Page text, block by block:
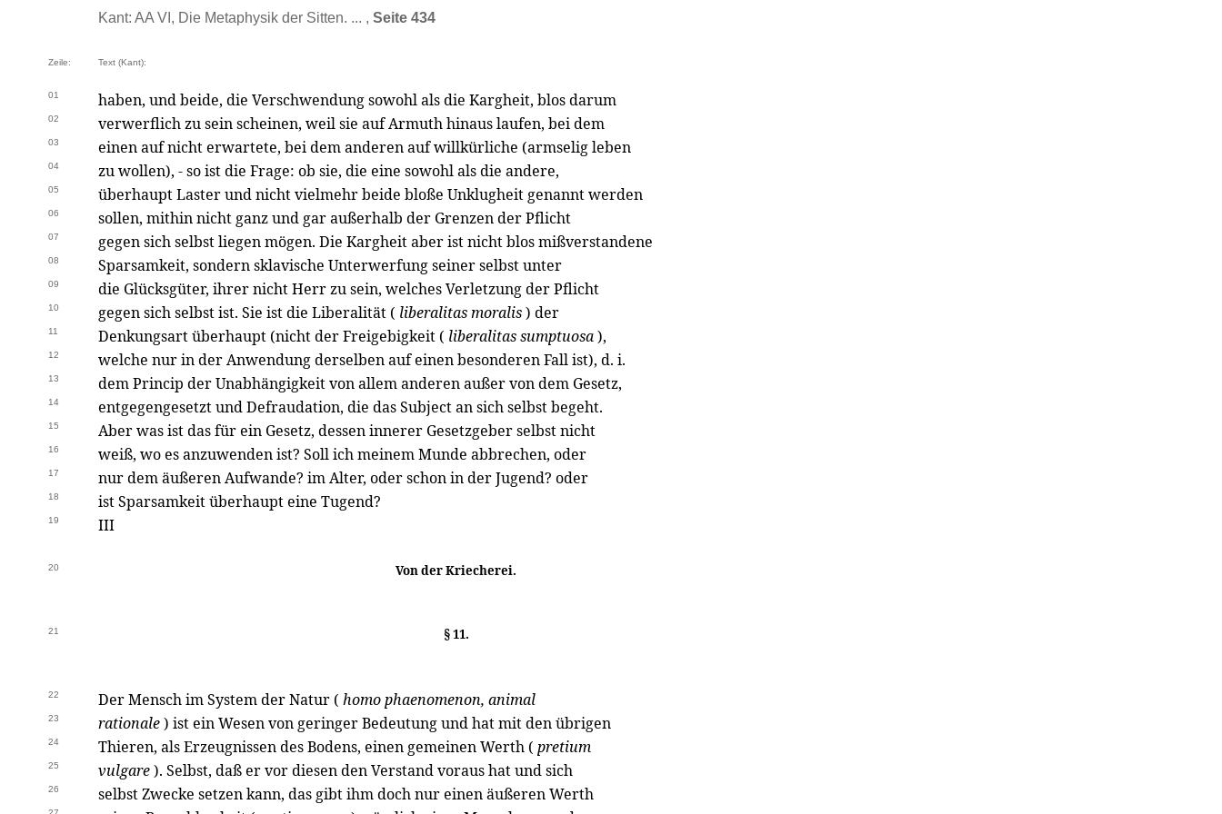
Kant: AA VI, Die Metaphysik der Sitten. ... , Seite 434
Zeile: Text (Kant):
01 haben, und beide, die Verschwendung sowohl als die Kargheit, blos darum
02 verwerflich zu sein scheinen, weil sie auf Armuth hinaus laufen, bei dem
03 einen auf nicht erwartete, bei dem anderen auf willkürliche (armselig leben
04 zu wollen), - so ist die Frage: ob sie, die eine sowohl als die andere,
05 überhaupt Laster und nicht vielmehr beide bloße Unklugheit genannt werden
06 sollen, mithin nicht ganz und gar außerhalb der Grenzen der Pflicht
07 gegen sich selbst liegen mögen. Die Kargheit aber ist nicht blos mißverstandene
08 Sparsamkeit, sondern sklavische Unterwerfung seiner selbst unter
09 die Glücksgüter, ihrer nicht Herr zu sein, welches Verletzung der Pflicht
10 gegen sich selbst ist. Sie ist die Liberalität ( liberalitas moralis) der
11 Denkungsart überhaupt (nicht der Freigebigkeit ( liberalitas sumptuosa),
12 welche nur in der Anwendung derselben auf einen besonderen Fall ist), d. i.
13 dem Princip der Unabhängigkeit von allem anderen außer von dem Gesetz,
14 entgegengesetzt und Defraudation, die das Subject an sich selbst begeht.
15 Aber was ist das für ein Gesetz, dessen innerer Gesetzgeber selbst nicht
16 weiß, wo es anzuwenden ist? Soll ich meinem Munde abbrechen, oder
17 nur dem äußeren Aufwande? im Alter, oder schon in der Jugend? oder
18 ist Sparsamkeit überhaupt eine Tugend?
19 III
20 Von der Kriecherei.
21 § 11.
22 Der Mensch im System der Natur ( homo phaenomenon, animal
23 rationale) ist ein Wesen von geringer Bedeutung und hat mit den übrigen
24 Thieren, als Erzeugnissen des Bodens, einen gemeinen Werth ( pretium
25 vulgare). Selbst, daß er vor diesen den Verstand voraus hat und sich
26 selbst Zwecke setzen kann, das gibt ihm doch nur einen äußeren Werth